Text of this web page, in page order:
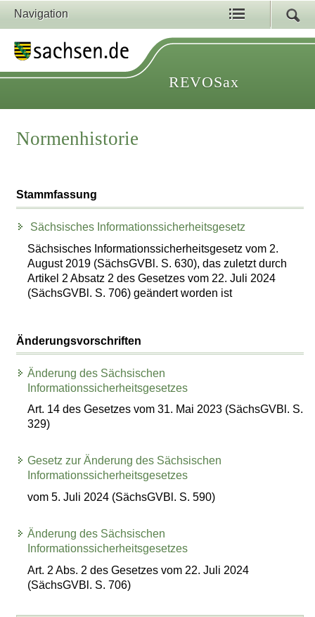
Navigation
REVOSax
Normenhistorie
Stammfassung
Sächsisches Informationssicherheitsgesetz
Sächsisches Informationssicherheitsgesetz vom 2.
August 2019 (SächsGVBl. S. 630), das zuletzt durch
Artikel 2 Absatz 2 des Gesetzes vom 22. Juli 2024
(SächsGVBl. S. 706) geändert worden ist
Änderungsvorschriften
Änderung des Sächsischen
Informationssicherheitsgesetzes
Art. 14 des Gesetzes vom 31. Mai 2023 (SächsGVBl. S.
329)
Gesetz zur Änderung des Sächsischen
Informationssicherheitsgesetzes
vom 5. Juli 2024 (SächsGVBl. S. 590)
Änderung des Sächsischen
Informationssicherheitsgesetzes
Art. 2 Abs. 2 des Gesetzes vom 22. Juli 2024
(SächsGVBl. S. 706)